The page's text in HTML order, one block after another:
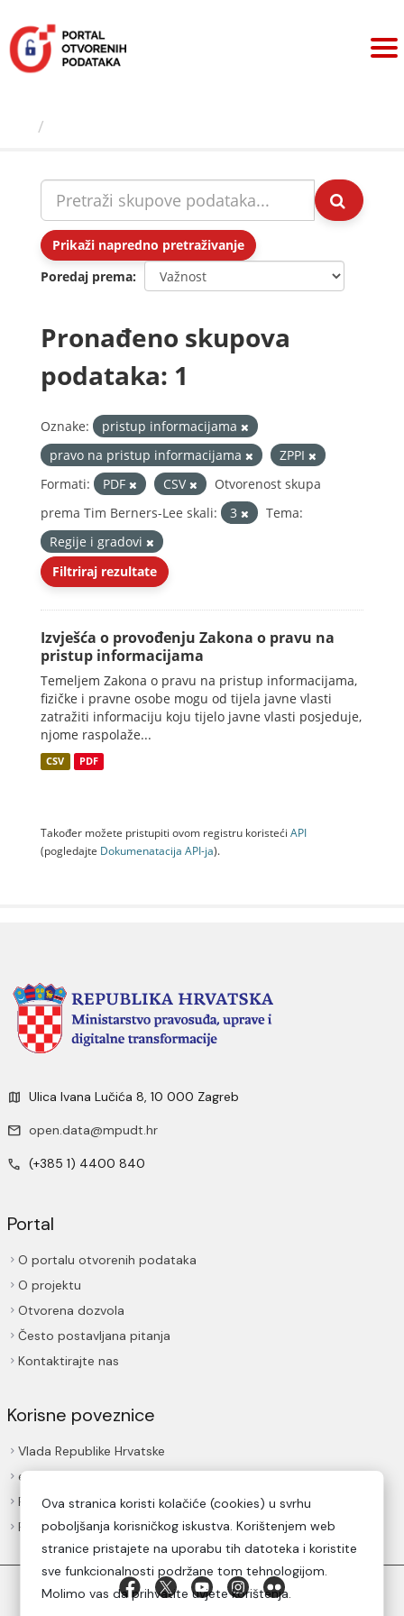
sadržaj
Prikaži napredno pretraživanje
Poredaj prema
Pronađeno skupova
podataka: 1
Oznake:
pristup informacijama
pravo na pristup informacijama
ZPPI
Formati:
PDF CSV
Otvorenost skupa
prema Tim Berners-Lee skali:
3
Tema:
Regije i gradovi
Filtriraj rezultate
Izvješća o provođenju Zakona o pravu na
pristup informacijama
Temeljem Zakona o pravu na pristup informacijama,
fizičke i pravne osobe mogu od tijela javne vlasti
zatražiti informaciju koju tijelo javne vlasti posjeduje,
njome raspolaže...
CSV PDF
Također možete pristupiti ovom registru koristeći API
(pogledajte Dokumenаtаcijа API-jа).